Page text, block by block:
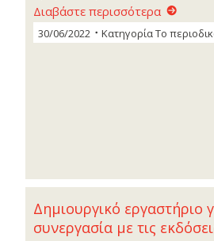
Διαβάστε περισσότερα
30/06/2022 ΚατηγορίαΤο
Δημιουργικό εργαστήριο
συνεργασία με τις